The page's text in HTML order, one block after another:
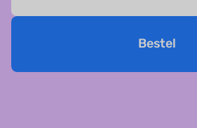
Bestel